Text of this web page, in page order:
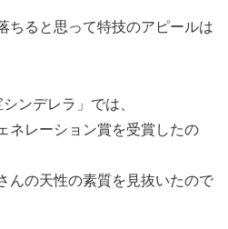
ちると思って特技のアピールは
ンデレラ」では、
ネレーション賞を受賞したの
んの天性の素質を見抜いたので